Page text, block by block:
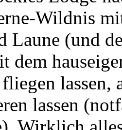
Laune (und
dem
lassen,
lassen
Wirklich
am